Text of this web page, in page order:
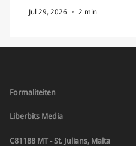
crypto handelaren
Jul 29, 2026 2 min
Formaliteiten
Liberbits Media
C81188 MT - St. Julians, Malta